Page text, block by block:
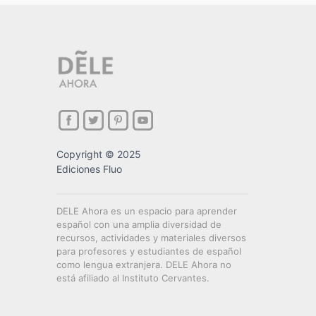
Copyright © 2025
Ediciones Fluo
DELE Ahora es un espacio para aprender
español con una amplia diversidad de
recursos, actividades y materiales diversos
para profesores y estudiantes de español
como lengua extranjera. DELE Ahora no
está afiliado al Instituto Cervantes.